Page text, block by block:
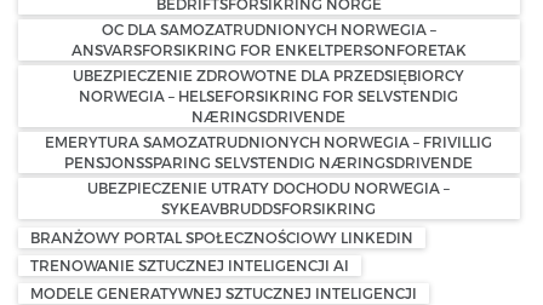
OC DLA SAMOZATRUDNIONYCH NORWEGIA –
ANSVARSFORSIKRING FOR ENKELTPERSONFORETAK
UBEZPIECZENIE ZDROWOTNE DLA PRZEDSIĘBIORCY
NORWEGIA – HELSEFORSIKRING FOR SELVSTENDIG
NÆRINGSDRIVENDE
EMERYTURA SAMOZATRUDNIONYCH NORWEGIA – FRIVILLIG
PENSJONSSPARING SELVSTENDIG NÆRINGSDRIVENDE
UBEZPIECZENIE UTRATY DOCHODU NORWEGIA –
SYKEAVBRUDDSFORSIKRING
BRANŻOWY PORTAL SPOŁECZNOŚCIOWY LINKEDIN
TRENOWANIE SZTUCZNEJ INTELIGENCJI AI
MODELE GENERATYWNEJ SZTUCZNEJ INTELIGENCJI